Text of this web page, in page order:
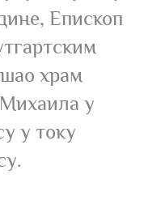
Епископ
храм
у
у току